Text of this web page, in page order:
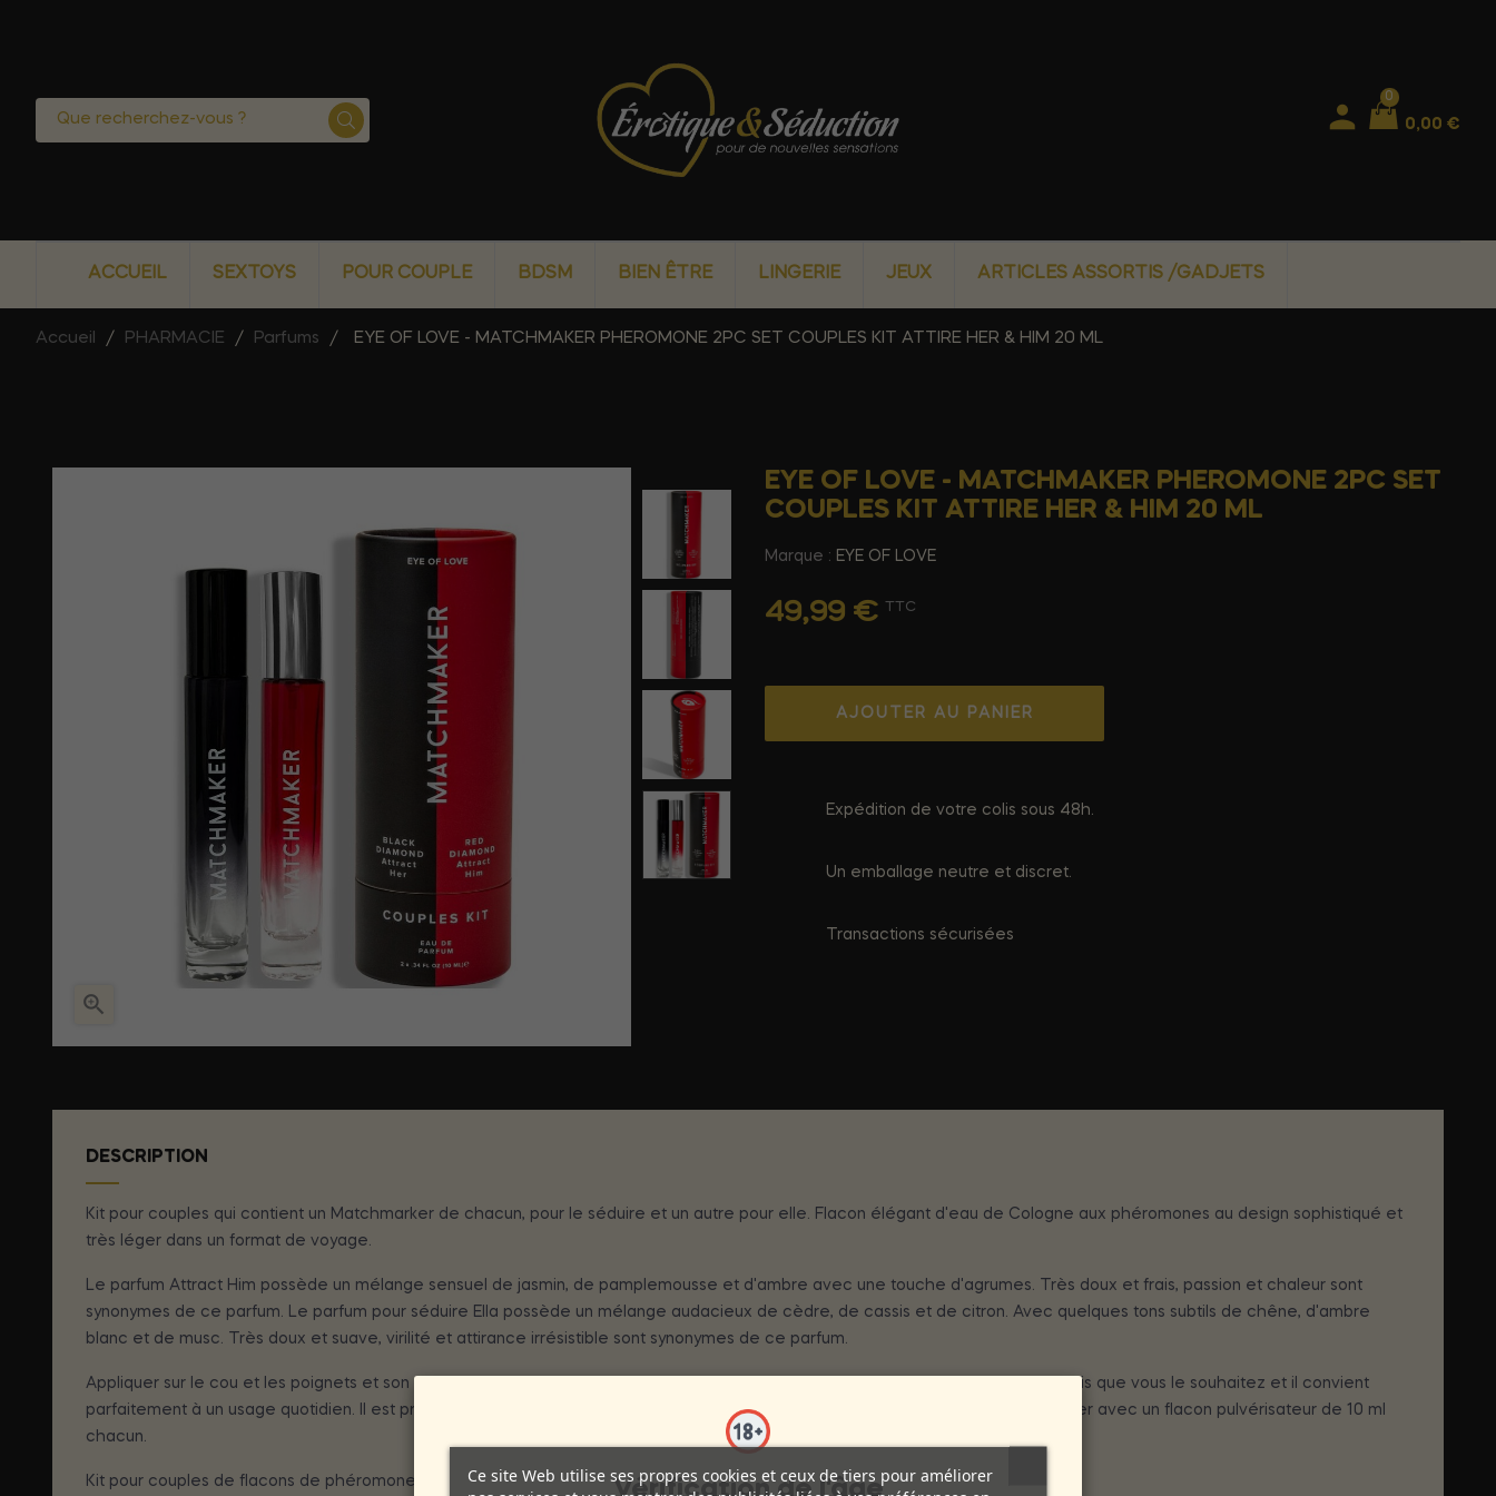
0
0,00 €
ACCUEIL SEXTOYS POUR COUPLE BDSM BIEN ÊTRE LINGERIE JEUX ARTICLES ASSORTIS /GADJETS
Accueil PHARMACIE Parfums EYE OF LOVE - MATCHMAKER PHEROMONE 2PC SET COUPLES KIT ATTIRE HER & HIM 20 ML

EYE OF LOVE - MATCHMAKER PHEROMONE 2PC SET
COUPLES KIT ATTIRE HER & HIM 20 ML
Marque : EYE OF LOVE
49,99 € TTC
AJOUTER AU PANIER
Expédition de votre colis sous 48h.
Un emballage neutre et discret.
Transactions sécurisées
DESCRIPTION
Kit pour couples qui contient un Matchmarker de chacun, pour le séduire et un autre pour elle. Flacon élégant d'eau de Cologne aux phéromones au design sophistiqué et
très léger dans un format de voyage.
Le parfum Attract Him possède un mélange sensuel de jasmin, de pamplemousse et d'ambre avec une touche d'agrumes. Très doux et frais, passion et chaleur sont
synonymes de ce parfum. Le parfum pour séduire Ella possède un mélange audacieux de cèdre, de cassis et de citron. Avec quelques tons subtils de chêne, d'ambre
blanc et de musc. Très doux et suave, virilité et attirance irrésistible sont synonymes de ce parfum.
Appliquer sur le cou et les poignets et son plus grand effet est d'environ 30 minutes après son application. Appliquez autant de fois que vous le souhaitez et il convient
parfaitement à un usage quotidien. Il est présenté dans un bel emballage et dans un récipient de voyage en verre discret et léger avec un flacon pulvérisateur de 10 ml
chacun.
Kit pour couples de flacons de phéromones.
Ce site Web utilise ses propres cookies et ceux de tiers pour améliorer
Vérification de l'âge